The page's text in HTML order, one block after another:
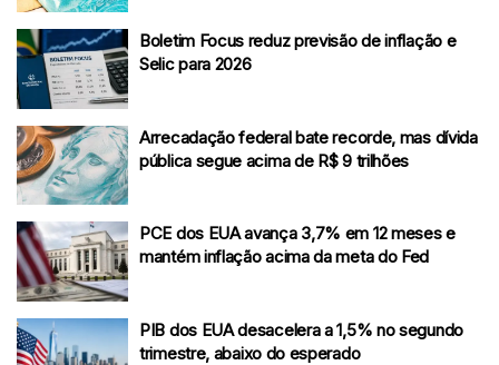
Boletim Focus reduz previsão de inflação e
Selic para 2026
Arrecadação federal bate recorde, mas dívida
pública segue acima de R$ 9 trilhões
PCE dos EUA avança 3,7% em 12 meses e
mantém inflação acima da meta do Fed
PIB dos EUA desacelera a 1,5% no segundo
trimestre, abaixo do esperado